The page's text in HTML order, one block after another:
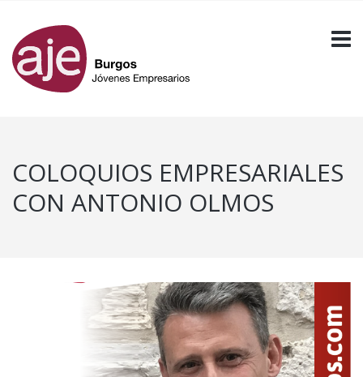
COLOQUIOS EMPRESARIALES
CON ANTONIO OLMOS